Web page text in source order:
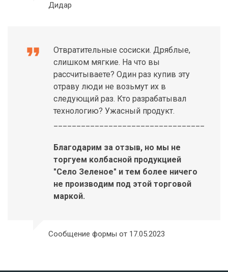
Дидар
format_quote
Отвратительные сосиски. Дряблые,
слишком мягкие. На что вы
рассчитываете? Один раз купив эту
отраву люди не возьмут их в
следующий раз. Кто разрабатывал
технологию? Ужасный продукт.
Благодарим за отзыв, но мы не
торгуем колбасной продукцией
"Село Зеленое" и тем более ничего
не производим под этой торговой
маркой.
Сообщение формы от 17.05.2023